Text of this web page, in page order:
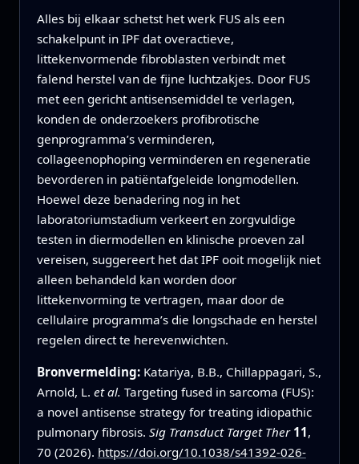
Alles bij elkaar schetst het werk FUS als een
schakelpunt in IPF dat overactieve,
littekenvormende fibroblasten verbindt met
falend herstel van de fijne luchtzakjes. Door FUS
met een gericht antisensemiddel te verlagen,
konden de onderzoekers profibrotische
genprogramma’s verminderen,
collageenophoping verminderen en regeneratie
bevorderen in patiëntafgeleide longmodellen.
Hoewel deze benadering nog in het
laboratoriumstadium verkeert en zorgvuldige
testen in diermodellen en klinische proeven zal
vereisen, suggereert het dat IPF ooit mogelijk niet
alleen behandeld kan worden door
littekenvorming te vertragen, maar door de
cellulaire programma’s die longschade en herstel
regelen direct te herevenwichten.
Bronvermelding: Katariya, B.B., Chillappagari, S.,
Arnold, L. et al. Targeting fused in sarcoma (FUS):
a novel antisense strategy for treating idiopathic
pulmonary fibrosis. Sig Transduct Target Ther 11,
70 (2026). https://doi.org/10.1038/s41392-026-